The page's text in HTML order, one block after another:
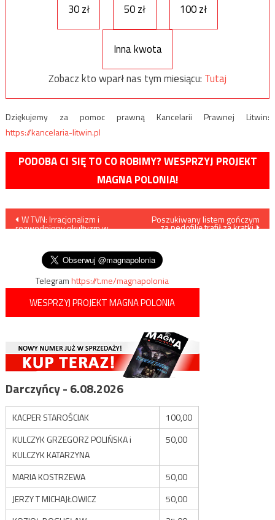
30 zł
50 zł 100 zł
Inna kwota
Zobacz kto wparł nas tym miesiącu: Tutaj
Dziękujemy za pomoc prawną Kancelarii Prawnej Litwin:
https://kancelaria-litwin.pl
PODOBA CI SIĘ TO CO ROBIMY? WESPRZYJ PROJEKT
MAGNA POLONIA!
Nawigacja
W TVN: Irracjonalizm i
rozwodniony okultyzm w
Poszukiwany listem gończym
za pedofilię trafił za kratki
Telegramhttps://t.me/magnapolonia
WESPRZYJ PROJEKT MAGNA POLONIA
Darczyńcy - 6.08.2026
KACPER STAROŚCIAK
100,00
KULCZYK GRZEGORZ POLIŃSKA i
KULCZYK KATARZYNA
50,00
MARIA KOSTRZEWA
50,00
JERZY T MICHAJŁOWICZ
50,00